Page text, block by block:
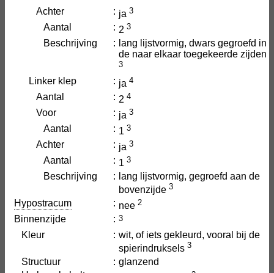
Achter : ja 3
Aantal : 2 3
Beschrijving : lang lijstvormig, dwars gegroefd in
de naar elkaar toegekeerde zijden
3
Linker klep : ja 4
Aantal : 2 4
Voor : ja 3
Aantal : 1 3
Achter : ja 3
Aantal : 1 3
Beschrijving : lang lijstvormig, gegroefd aan de
bovenzijde 3
Hypostracum : nee 2
Binnenzijde : 3
Kleur : wit, of iets gekleurd, vooral bij de
spierindruksels 3
Structuur : glanzend